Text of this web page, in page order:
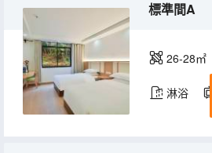
標準間A
26-28㎡
淋浴